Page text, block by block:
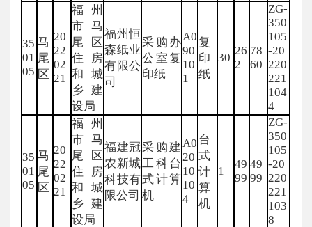
35
01
05
马
尾
区
20
22
02
21
福州
市马
尾区
住房
和城
乡建
设局
福州恒
森纸业
有限公
司
采购办
公室复
印纸
A0
90
10
1
复
印
纸
30
26
2
78
60
ZG-
350
105
-20
220
221
104
4
35
01
05
马
尾
区
20
22
02
21
福州
市马
尾区
住房
和城
乡建
设局
福建冠
农新城
科技有
限公司
采购建
工科台
式计算
机
A0
20
10
10
4
台
式
计
算
机
1
49
99
49
99
ZG-
350
105
-20
220
221
103
8